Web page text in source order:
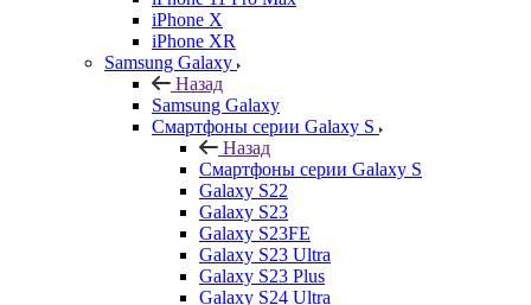
iPhone X
iPhone XR
Samsung Galaxy
Назад
Samsung Galaxy
Смартфоны серии Galaxy S
Назад
Смартфоны серии Galaxy S
Galaxy S22
Galaxy S23
Galaxy S23FE
Galaxy S23 Ultra
Galaxy S23 Plus
Galaxy S24 Ultra